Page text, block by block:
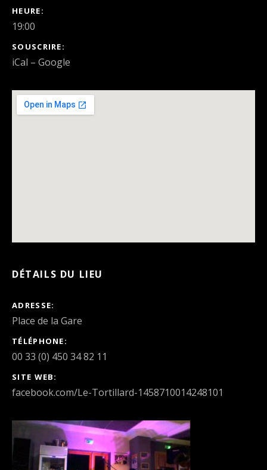
DÉTAILS DU CONCERT
HEURE
19:00
SOUSCRIRE
iCal Google
DÉTAILS DU LIEU
ADRESSE
TÉLÉPHONE
00 33 (0) 450 34 82 11
SITE WEB
facebook.com/Le-Tortillard-1458710014248101